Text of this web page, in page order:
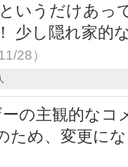
いうだけあっ
少し隠れ家的
28）
の主観的なコ
ため、変更に